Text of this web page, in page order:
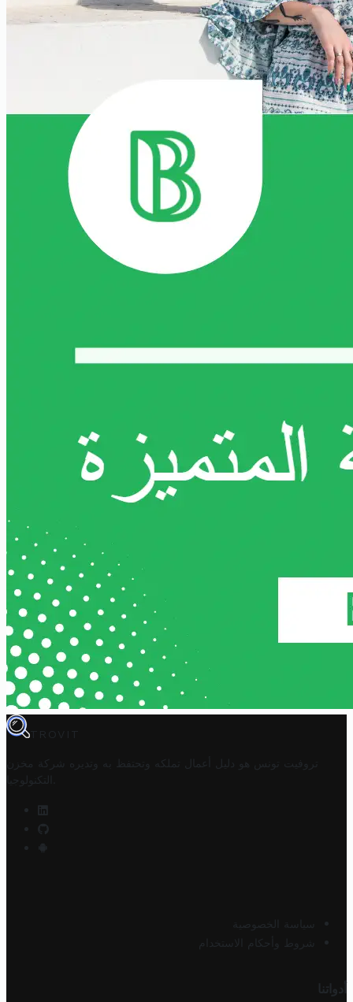
TROVIT
تروفيت تونس هو دليل أعمال تملكه وتحتفظ به وتديره
شركة مخزن
التكنولوجيا
سياسة الخصوصية
شروط وأحكام الاستخدام
أدواتنا